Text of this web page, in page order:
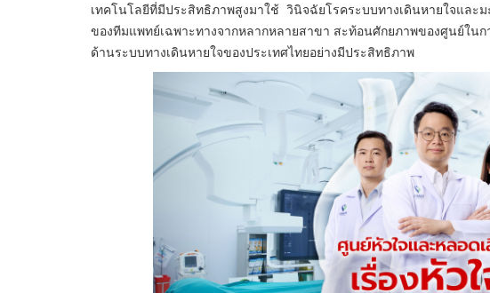
เทคโนโลยีที่มีประสิทธิภาพสูงมาใช้ วินิจฉัยโรคระบบทางเดินหายใจและม
ของทีมแพทย์เฉพาะทางจากหลากหลายสาขา สะท้อนศักยภาพของศูนย์ในก
ด้านระบบทางเดินหายใจของประเทศไทยอย่างมีประสิทธิภาพ